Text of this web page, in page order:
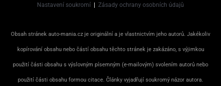
Nastavení soukromí | Zásady ochrany osobních údajů
Obsah stránek auto-mania.cz je originální a je vlastnictvím jeho autorů. Jakékoliv
kopírování obsahu nebo částí obsahu těchto stránek je zakázáno, s výjimkou
použití části obsahu s výslovným písemným (e-mailovým) svolením autorů nebo
použití části obsahu formou citace. Články vyjadřují soukromý názor autora.